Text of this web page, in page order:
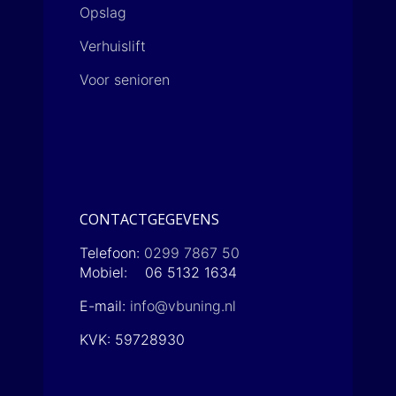
Opslag
Verhuislift
Voor senioren
CONTACTGEGEVENS
Telefoon: 0299 7867 50
Mobiel: 06 5132 1634
E-mail: info@vbuning.nl
KVK: 59728930